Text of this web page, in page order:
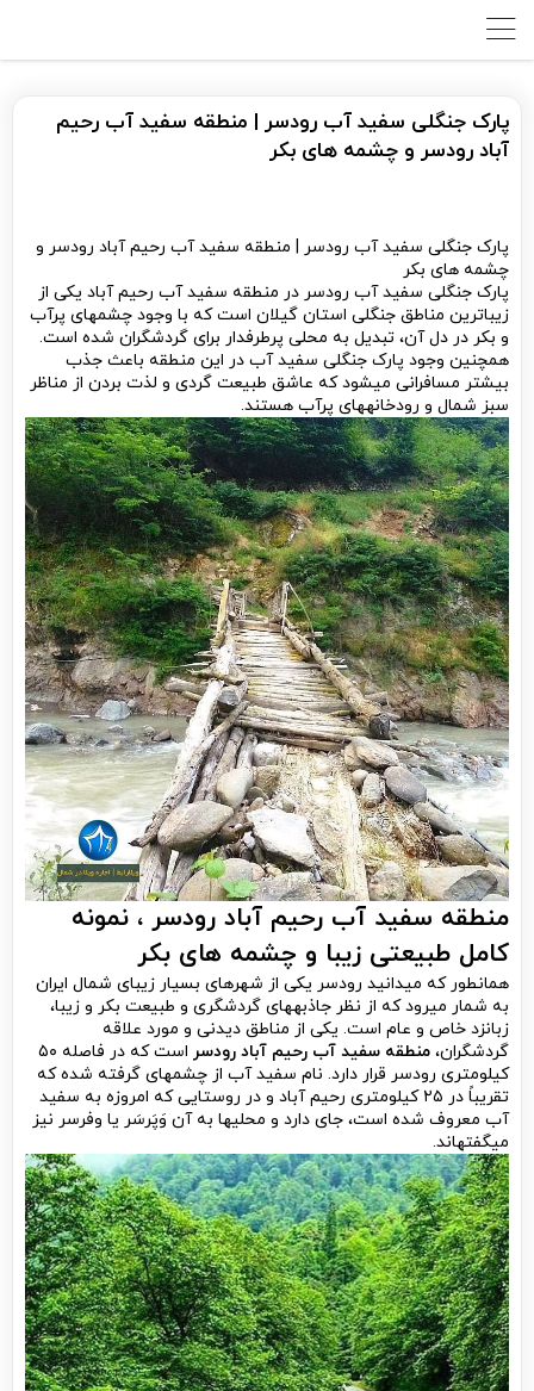
پارک جنگلی سفید آب رودسر | منطقه سفید آب رحیم
آباد رودسر و چشمه های بکر
پارک جنگلی سفید آب رودسر | منطقه سفید آب رحیم آباد رودسر و
چشمه های بکر
پارک جنگلی سفید آب رودسر در منطقه سفید آب رحیم آباد یکی از
زیباترین مناطق جنگلی استان گیلان است که با وجود چشمه­ای پرآب
و بکر در دل آن، تبدیل به محلی پرطرفدار برای گردشگران شده است.
همچنین وجود پارک جنگلی سفید آب در این منطقه باعث جذب
بیشتر مسافرانی می­شود که عاشق طبیعت گردی و لذت بردن از مناظر
سبز شمال و رودخانه­های پرآب هستند.
منطقه سفید آب رحیم آباد رودسر ، نمونه
کامل طبیعتی زیبا و چشمه ­های بکر
همانطور که می­دانید رودسر یکی از شهرهای بسیار زیبای شمال ایران
به شمار می­رود که از نظر جاذبه­های گردشگری و طبیعت بکر و زیبا،
زبانزد خاص و عام است. یکی از مناطق دیدنی و مورد علاقه
گردشگران، منطقه سفید آب رحیم آباد رودسر
است که در فاصله ۵۰
کیلومتری رودسر قرار دارد. نام سفید آب از چشمه­ای گرفته شده که
تقریباً در ۲۵ کیلومتری رحیم آباد و در روستایی که امروزه به سفید
آب معروف شده است، جای دارد و محلی­ها به آن وَپَرسَر یا وفرسر نیز
می­گفته­اند.